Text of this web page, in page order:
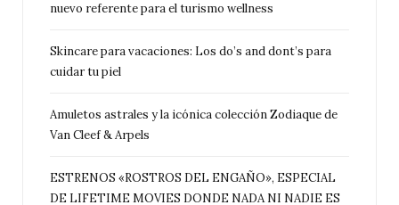
nuevo referente para el turismo wellness
Skincare para vacaciones: Los do’s and dont’s para
cuidar tu piel
Amuletos astrales y la icónica colección Zodiaque de
Van Cleef & Arpels
ESTRENOS «ROSTROS DEL ENGAÑO», ESPECIAL
DE LIFETIME MOVIES DONDE NADA NI NADIE ES